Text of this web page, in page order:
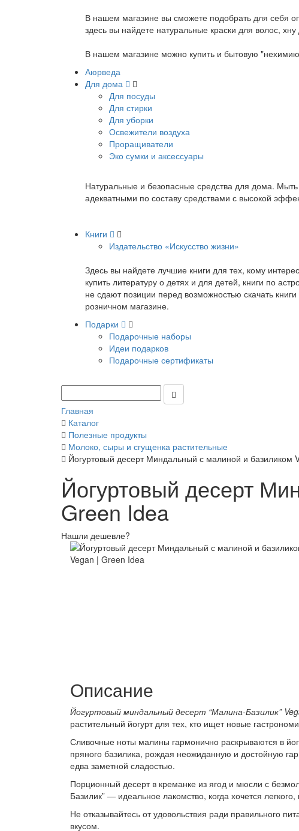
В нашем магазине вы сможете подобрать для себя
здесь вы найдете натуральные краски для волос,
В нашем магазине можно купить и бытовую
Аюрведа
Для дома
Для посуды
Для стирки
Для уборки
Освежители воздуха
Проращиватели
Эко сумки и аксессуары
Натуральные и безопасные средства для дома.
адекватными по составу средствами с высокой
Книги
Издательство «Искусство жизни»
Здесь вы найдете лучшие книги для тех, кому
купить литературу о детях и для детей, книги по
не сдают позиции перед возможностью скачать
розничном магазине.
Подарки
Подарочные наборы
Идеи подарков
Подарочные сертификаты
Главная
Каталог
Полезные продукты
Молоко, сыры и сгущенка растительные
Йогуртовый десерт Миндальный с малиной и базиликом
Йогуртовый десерт
Green Idea
Нашли дешевле?
Описание
Йогуртовый миндальный десерт “Малина-Базилик”
растительный йогурт для тех, кто ищет новые
Сливочные ноты малины гармонично раскрываются в
пряного базилика, рождая неожиданную и достойную
едва заметной сладостью.
Порционный десерт в креманке из ягод и мюсли с
Базилик” — идеальное лакомство, когда хочется легкого,
Не отказывайтесь от удовольствия ради правильного
вкусом.